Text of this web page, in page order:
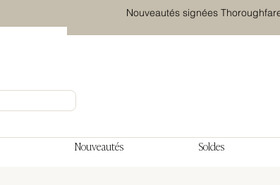
Nouveautés signées
Nouveautés Soldes